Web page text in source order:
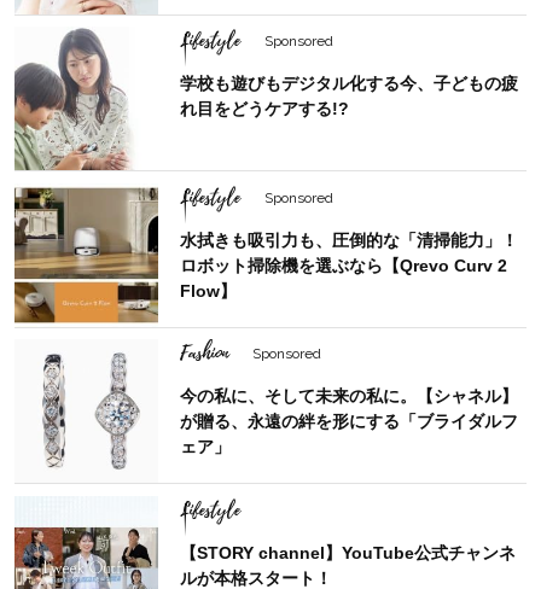
Lifestyle Sponsored
学校も遊びもデジタル化する今、子どもの疲
れ目をどうケアする!?
Lifestyle Sponsored
水拭きも吸引力も、圧倒的な「清掃能力」！
ロボット掃除機を選ぶなら【Qrevo Curv 2
Flow】
Fashion Sponsored
今の私に、そして未来の私に。【シャネル】
が贈る、永遠の絆を形にする「ブライダルフ
ェア」
Lifestyle
【STORY channel】YouTube公式チャンネ
ルが本格スタート！